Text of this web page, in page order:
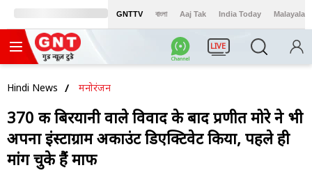
GNTTV বাংলা Aaj Tak India Today Malayalam
LIVE
Hindi News मनोरंजन
370 की बिरयानी वाले विवाद के बाद प्रणीत मोरे ने भी
अपना इंस्टाग्राम अकाउंट डिएक्टिवेट किया, पहले ही
मांग चुके हैं माफी